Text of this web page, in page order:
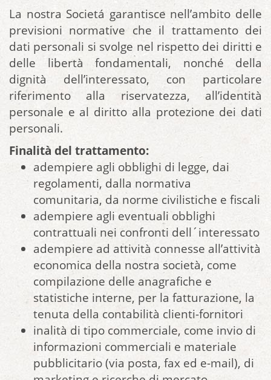
La nostra Societá garantisce nell’ambito delle
previsioni normative che il trattamento dei
dati personali si svolge nel rispetto dei diritti e
delle libertà fondamentali, nonché della
dignità dell’interessato, con particolare
riferimento alla riservatezza, all’identità
personale e al diritto alla protezione dei dati
personali.
Finalità del trattamento:
adempiere agli obblighi di legge, dai
regolamenti, dalla normativa
comunitaria, da norme civilistiche e fiscali
adempiere agli eventuali obblighi
contrattuali nei confronti dell´interessato
adempiere ad attività connesse all’attività
economica della nostra società, come
compilazione delle anagrafiche e
statistiche interne, per la fatturazione, la
tenuta della contabilità clienti-fornitori
inalità di tipo commerciale, come invio di
informazioni commerciali e materiale
pubblicitario (via posta, fax ed e-mail), di